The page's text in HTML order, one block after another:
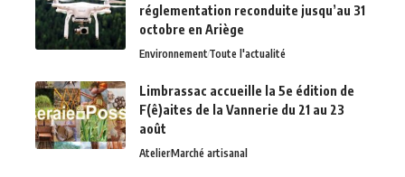
réglementation reconduite jusqu’au 31
octobre en Ariège
EnvironnementToute l'actualité
Limbrassac accueille la 5e édition de
F(ê)aites de la Vannerie du 21 au 23
août
AtelierMarché artisanal